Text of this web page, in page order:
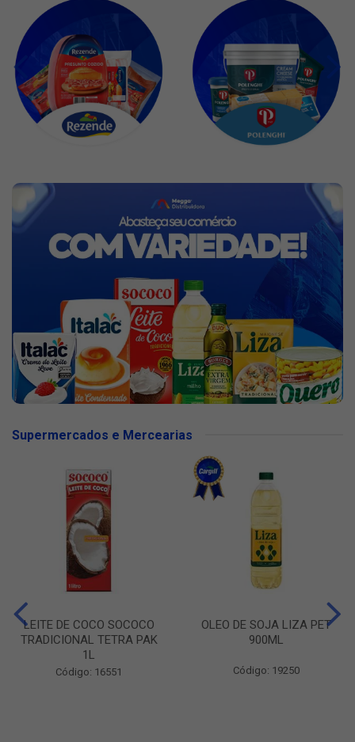
Supermercados e Mercearias
LEITE DE COCO SOCOCO
TRADICIONAL TETRA PAK
1L
Código: 16551
OLEO DE SOJA LIZA PET
900ML
Código: 19250